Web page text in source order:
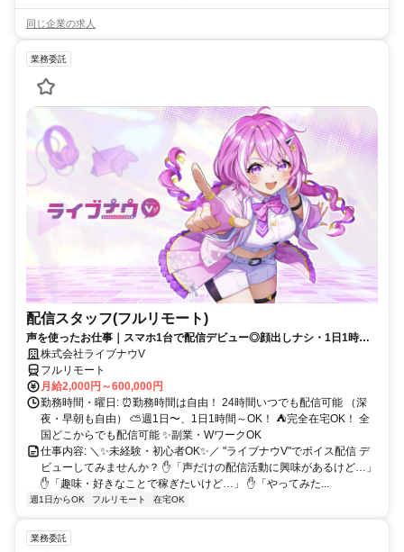
同じ企業の求人
業務委託
配信スタッフ(フルリモート)
声を使ったお仕事｜スマホ1台で配信デビュー◎顔出しナシ・1日1時間
～OK♪
株式会社ライブナウV
フルリモート
月給2,000円～600,000円
勤務時間・曜日: ⏰勤務時間は自由！ 24時間いつでも配信可能 （深
夜・早朝も自由） ⛅週1日〜、1日1時間～OK！ ⛺完全在宅OK！ 全
国どこからでも配信可能 ✨副業・WワークOK
仕事内容: ＼✨未経験・初心者OK✨／ "ライブナウV"でボイス配信 デ
ビューしてみませんか？ ✋「声だけの配信活動に興味があるけど…」
✋「趣味・好きなことで稼ぎたいけど…」 ✋「やってみた...
週1日からOK フルリモート 在宅OK
業務委託